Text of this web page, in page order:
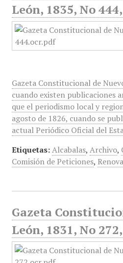
León, 1835, No
Gazeta Constitucional de
cuando existen publicaciones
que el periodismo local y
agosto de 1826, cuando se
actual Periódico Oficial del
Etiquetas: Alcabalas, Archivo,
Comisión de Peticiones,
Gazeta
León, 1831, No